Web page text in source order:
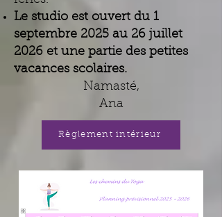
Le studio est ouvert du 1
septembre 2025 au 26 juillet
2026 et une partie des petites
vacances scolaires.
Namasté,
Ana
Règlement intérieur